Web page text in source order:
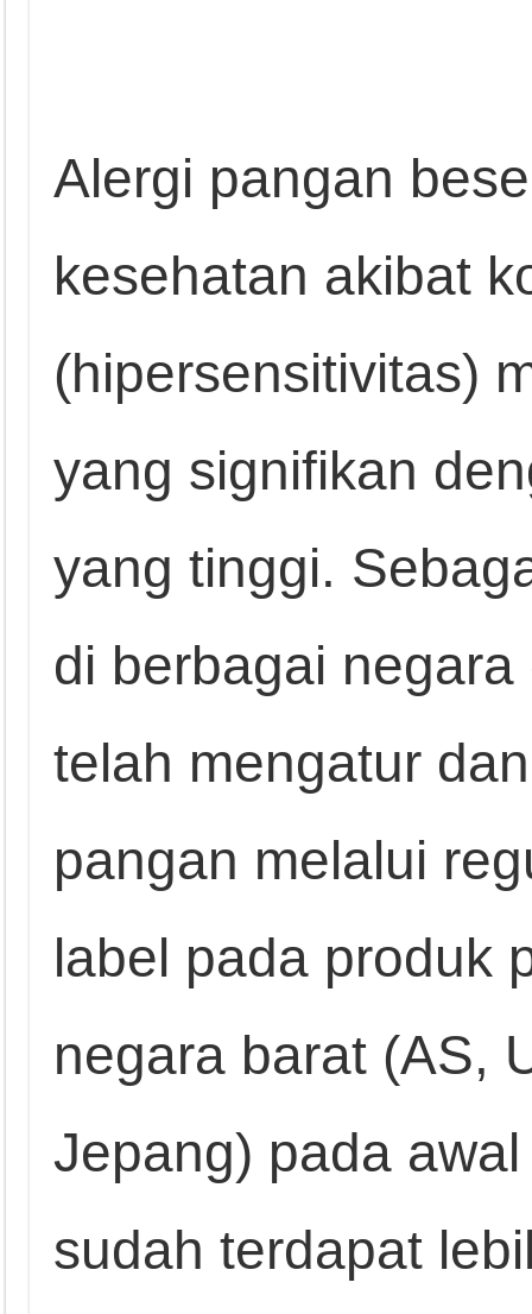
Alergi pangan
kesehatan akibat
(hipersensitivitas)
yang signifikan
yang tinggi.
di berbagai
telah mengatur
pangan melalui
label pada produk
negara barat (AS,
Jepang) pada
sudah terdapat